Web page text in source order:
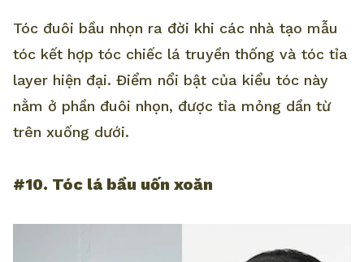
Tóc đuôi bầu nhọn ra đời khi các nhà tạo mẫu
tóc kết hợp tóc chiếc lá truyền thống và tóc tỉa
layer hiện đại. Điểm nổi bật của kiểu tóc này
nằm ở phần đuôi nhọn, được tỉa mỏng dần từ
trên xuống dưới.
#10. Tóc lá bầu uốn xoăn